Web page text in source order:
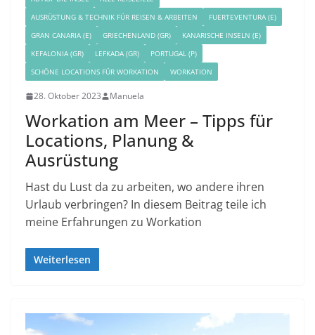
AUSRÜSTUNG & TECHNIK FÜR REISEN & ARBEITEN
FUERTEVENTURA (E)
GRAN CANARIA (E)
GRIECHENLAND (GR)
KANARISCHE INSELN (E)
KEFALONIA (GR)
LEFKADA (GR)
PORTUGAL (P)
SCHÖNE LOCATIONS FÜR WORKATION
WORKATION
28. Oktober 2023 Manuela
Workation am Meer – Tipps für
Locations, Planung &
Ausrüstung
Hast du Lust da zu arbeiten, wo andere ihren
Urlaub verbringen? In diesem Beitrag teile ich
meine Erfahrungen zu Workation
Weiterlesen